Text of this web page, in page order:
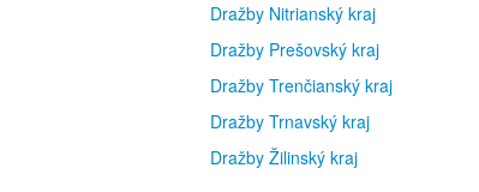
Dražby Nitrianský kraj
Dražby Prešovský kraj
Dražby Trenčianský kraj
Dražby Trnavský kraj
Dražby Žilinský kraj